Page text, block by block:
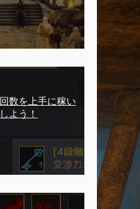
数を上手に稼い
よう！